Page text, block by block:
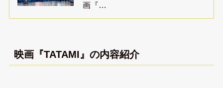
画『…
映画『TATAMI』の内容紹介